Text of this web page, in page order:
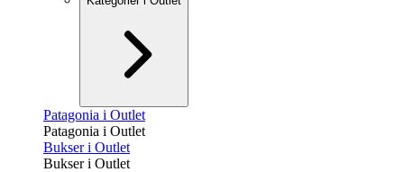
Patagonia i Outlet
Patagonia i Outlet
Bukser i Outlet
Bukser i Outlet